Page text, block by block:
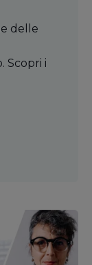
delle
Scopri i